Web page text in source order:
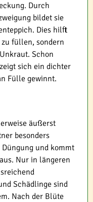
Durch
bildet sie
Dies hilft
füllen, sondern
Schon
sich ein dichter
Fülle gewinnt.
äußerst
besonders
und kommt
Nur in längeren
Schädlinge sind
Nach der Blüte